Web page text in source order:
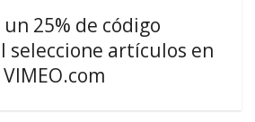
25% de código
seleccione artículos en
VIMEO.com